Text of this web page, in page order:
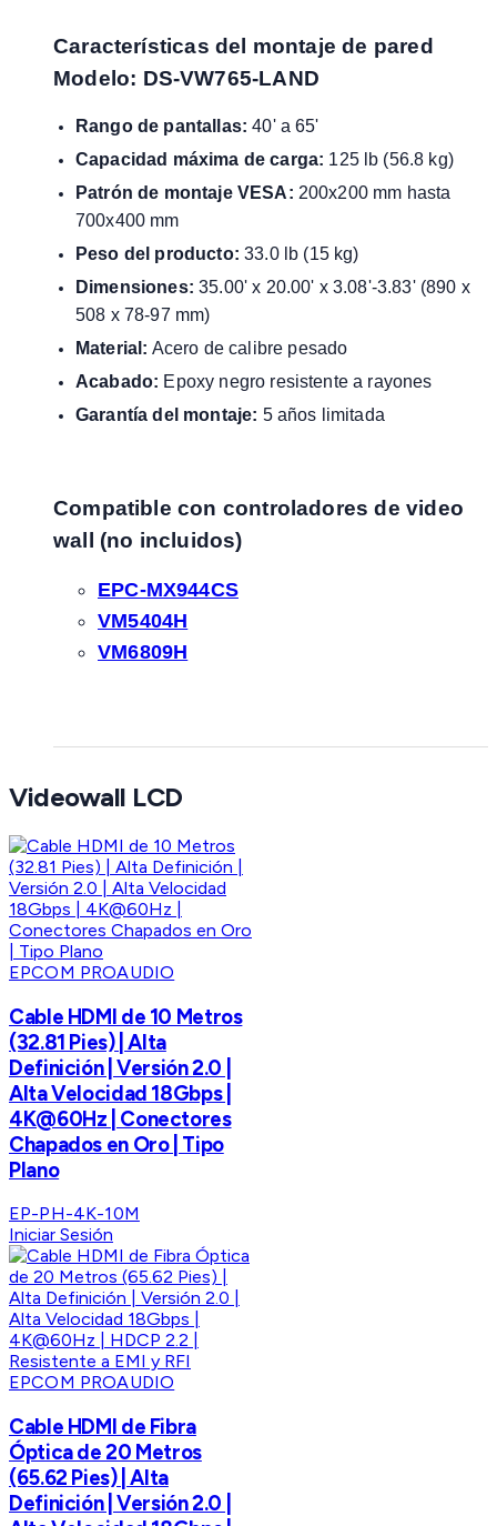
Características del montaje de pared
Modelo: DS-VW765-LAND
Rango de pantallas: 40' a 65'
Capacidad máxima de carga: 125 lb (56.8 kg)
Patrón de montaje VESA: 200x200 mm hasta
700x400 mm
Peso del producto: 33.0 lb (15 kg)
Dimensiones: 35.00' x 20.00' x 3.08'-3.83' (890 x
508 x 78-97 mm)
Material: Acero de calibre pesado
Acabado: Epoxy negro resistente a rayones
Garantía del montaje: 5 años limitada
Compatible con controladores de video
wall (no incluidos)
EPC-MX944CS
VM5404H
VM6809H
Videowall LCD
EPCOM PROAUDIO
Cable HDMI de 10 Metros
(32.81 Pies) | Alta
Definición | Versión 2.0 |
Alta Velocidad 18Gbps |
4K@60Hz | Conectores
Chapados en Oro | Tipo
Plano
EP-PH-4K-10M
Iniciar Sesión
EPCOM PROAUDIO
Cable HDMI de Fibra
Óptica de 20 Metros
(65.62 Pies) | Alta
Definición | Versión 2.0 |